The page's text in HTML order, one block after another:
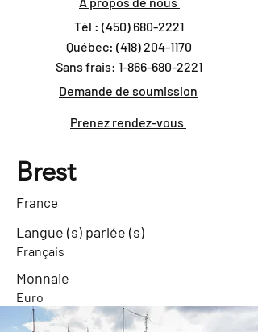
Tél : (450) 680-2221
Québec: (418) 204-1170
Sans frais: 1-866-680-2221
Demande de soumission
Prenez rendez-vous
Brest
France
Langue (s) parlée (s)
Français
Monnaie
Euro